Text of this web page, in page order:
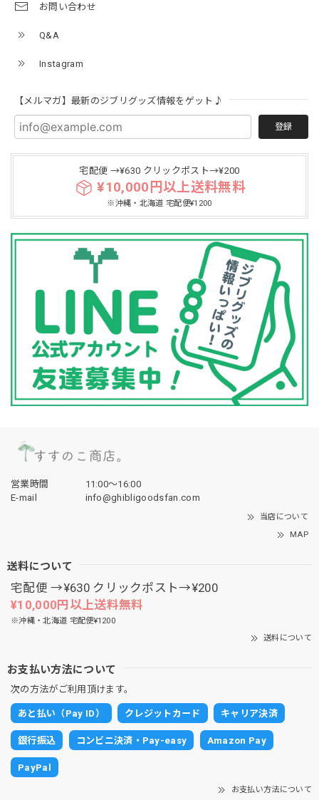
お問い合わせ
Q&A
Instagram
【メルマガ】最新のジブリグッズ情報をゲット♪
登録
宅配便 →¥630 クリックポスト→¥200
¥10,000円以上送料無料
※沖縄・北海道 宅配便¥1200
営業時間
11:00〜16:00
E-mail
info@ghibligoodsfan.com
当店について
MAP
送料について
宅配便 →¥630 クリックポスト→¥200
¥10,000円以上送料無料
※沖縄・北海道 宅配便¥1200
送料について
お支払い方法について
次の方法がご利用頂けます。
あと払い（Pay ID） クレジットカード キャリア決済
銀行振込 コンビニ決済・Pay-easy Amazon Pay
PayPal
お支払い方法について